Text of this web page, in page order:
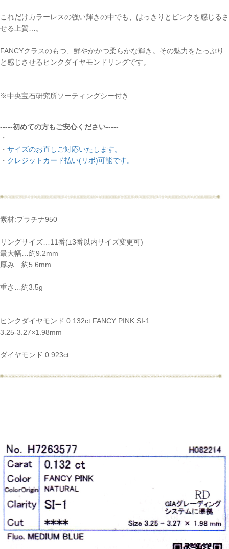
これだけカラーレスの強い輝きの中でも、はっきりとピンクを感じるさ
せる上質…。
FANCYクラスのもつ、鮮やかかつ柔らかな輝き。その魅力をたっぷり
と感じさせるピンクダイヤモンドリングです。
※中央宝石研究所ソーティングシー付き
-----初めての方もご安心ください-----
・
・ サイズのお直しご対応いたします。
・ クレジットカード払い(リボ)可能です。
素材:プラチナ950
リングサイズ…11番(±3番以内サイズ変更可)
最大幅…約9.2mm
厚み…約5.6mm
重さ…約3.5g
ピンクダイヤモンド:0.132ct FANCY PINK SI-1
3.25-3.27×1.98mm
ダイヤモンド:0.923ct